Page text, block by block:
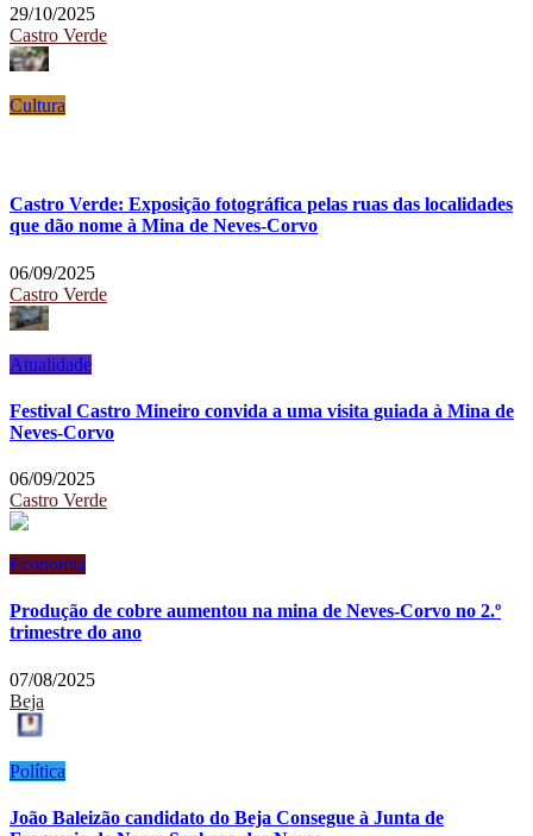
29/10/2025
Castro Verde
Cultura
Castro Verde: Exposição fotográfica pelas ruas das localidades
que dão nome à Mina de Neves-Corvo
06/09/2025
Castro Verde
Atualidade
Festival Castro Mineiro convida a uma visita guiada à Mina de
Neves-Corvo
06/09/2025
Castro Verde
Economia
Produção de cobre aumentou na mina de Neves-Corvo no 2.º
trimestre do ano
07/08/2025
Beja
Política
João Baleizão candidato do Beja Consegue à Junta de